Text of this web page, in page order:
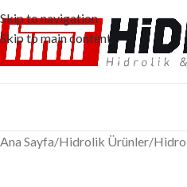
Skip to navigation
Skip to main content
Ana Sayfa/Hidrolik Ürünler/